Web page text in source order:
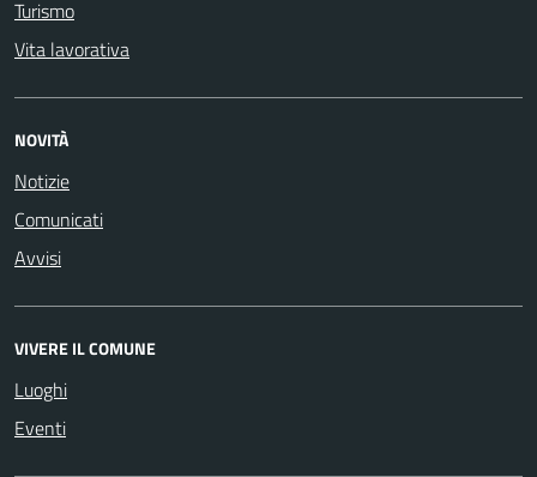
Turismo
Vita lavorativa
NOVITÀ
Notizie
Comunicati
Avvisi
VIVERE IL COMUNE
Luoghi
Eventi